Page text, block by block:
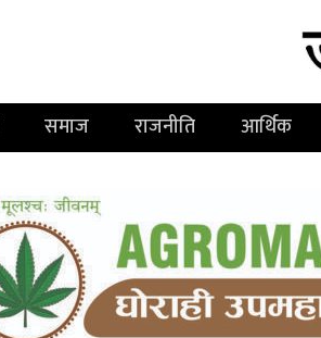
समाज राजनीति आर्थिक